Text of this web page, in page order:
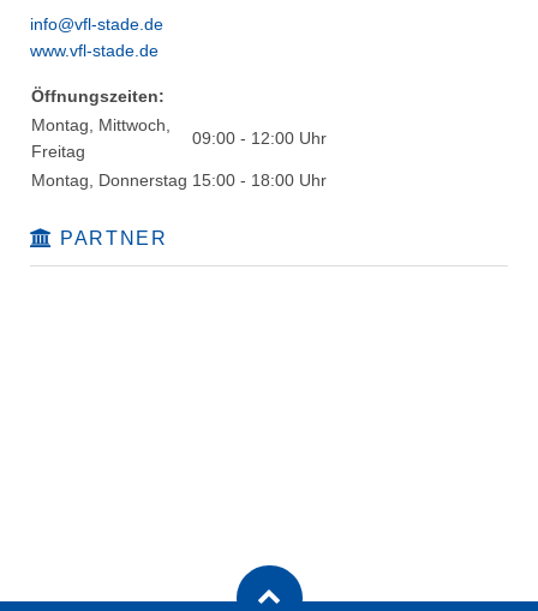
info@vfl-stade.de
www.vfl-stade.de
Öffnungszeiten:
Montag, Mittwoch,
Freitag
09:00 - 12:00 Uhr
Montag, Donnerstag 15:00 - 18:00 Uhr
PARTNER